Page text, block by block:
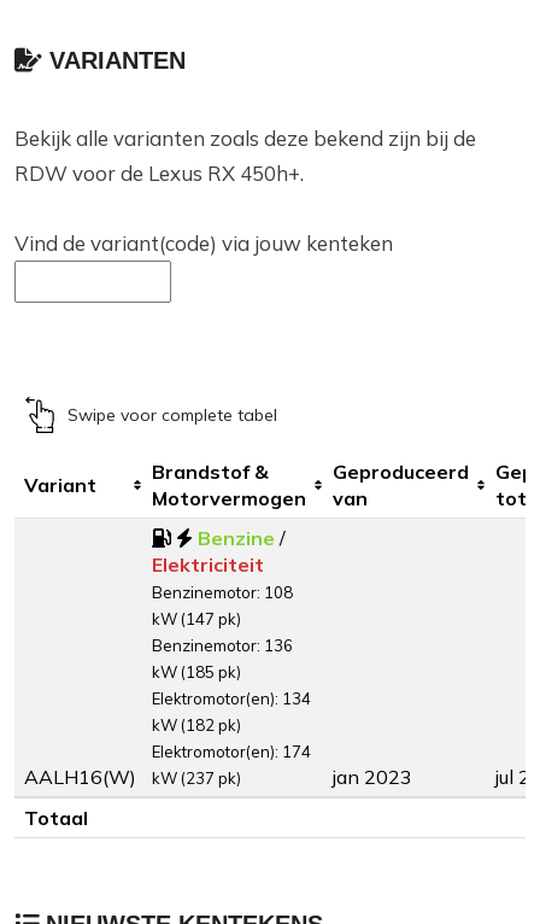
VARIANTEN
Bekijk alle varianten zoals deze bekend zijn bij de
RDW voor de Lexus RX 450h+.
Vind de variant(code) via jouw kenteken
Swipe voor complete tabel
Variant
Brandstof &
Motorvermogen
Geproduceerd
van
tot
AALH16(W)
Benzine /
Elektriciteit
Benzinemotor: 108
kW (147 pk)
Benzinemotor: 136
kW (185 pk)
Elektromotor(en): 134
kW (182 pk)
Elektromotor(en): 174
kW (237 pk)
jan 2023
jul
Totaal